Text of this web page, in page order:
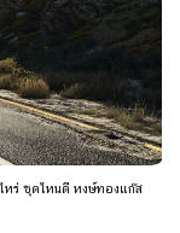
หร่ ชุดไหนดี หงษ์ทองแก๊ส